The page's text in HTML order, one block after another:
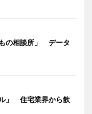
の相談所」 データ
」 住宅業界から飲